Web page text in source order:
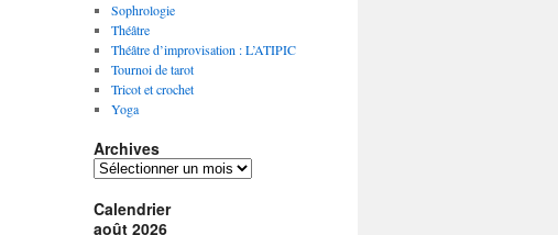
Sophrologie
Théâtre
Théâtre d’improvisation : L’ATIPIC
Tournoi de tarot
Tricot et crochet
Yoga
Archives
A
c
h
Calendrier
août 2026